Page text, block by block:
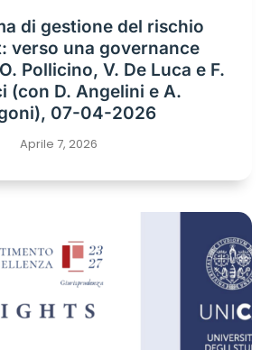
di gestione del rischio
verso una governance
Pollicino, V. De Luca e F.
(con D. Angelini e A.
07-04-2026
Aprile 7, 2026